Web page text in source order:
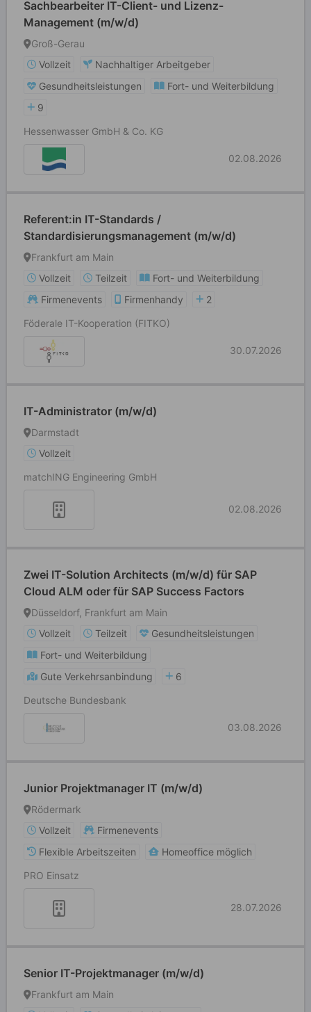
Sachbearbeiter IT-Client- und Lizenz-
Management (m/w/d)
Groß-Gerau
Vollzeit
Nachhaltiger Arbeitgeber
Gesundheitsleistungen
Fort- und Weiterbildung
9
Hessenwasser GmbH & Co. KG
02.08.2026
Referent:in IT-Standards /
Standardisierungsmanagement (m/w/d)
Frankfurt am Main
Vollzeit
Teilzeit
Fort- und Weiterbildung
Firmenevents
Firmenhandy
2
Föderale IT-Kooperation (FITKO)
30.07.2026
IT-Administrator (m/w/d)
Darmstadt
Vollzeit
matchING Engineering GmbH
02.08.2026
Zwei IT-Solution Architects (m/w/d) für SAP
Cloud ALM oder für SAP Success Factors
Düsseldorf, Frankfurt am Main
Vollzeit
Teilzeit
Gesundheitsleistungen
Fort- und Weiterbildung
Gute Verkehrsanbindung
6
Deutsche Bundesbank
03.08.2026
Junior Projektmanager IT (m/w/d)
Rödermark
Vollzeit
Firmenevents
Flexible Arbeitszeiten
Homeoffice möglich
PRO Einsatz
28.07.2026
Senior IT-Projektmanager (m/w/d)
Frankfurt am Main